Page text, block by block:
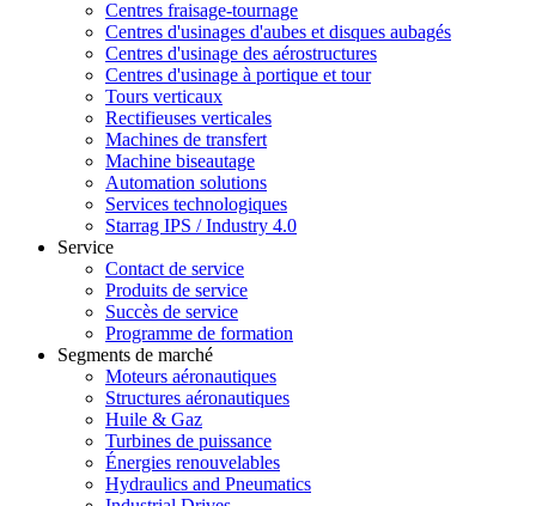
Centres fraisage-tournage
Centres d'usinages d'aubes et disques aubagés
Centres d'usinage des aérostructures
Centres d'usinage à portique et tour
Tours verticaux
Rectifieuses verticales
Machines de transfert
Machine biseautage
Automation solutions
Services technologiques
Starrag IPS / Industry 4.0
Service
Contact de service
Produits de service
Succès de service
Programme de formation
Segments de marché
Moteurs aéronautiques
Structures aéronautiques
Huile & Gaz
Turbines de puissance
Énergies renouvelables
Hydraulics and Pneumatics